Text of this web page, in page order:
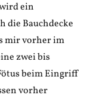
ein
die Bauchdecke
mir vorher im
zwei bis
beim Eingriff
vorher